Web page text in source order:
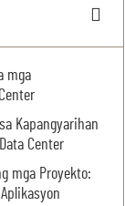
mga
Kapangyarihan
Center
mga Proyekto: